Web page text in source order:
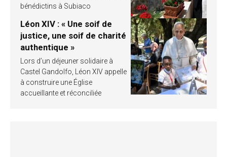
bénédictins à Subiaco
Léon XIV : « Une soif de
justice, une soif de charité
authentique »
Lors d’un déjeuner solidaire à
Castel Gandolfo, Léon XIV appelle
à construire une Église
accueillante et réconciliée